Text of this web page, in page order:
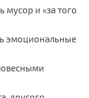
мусор и «за того
эмоциональные